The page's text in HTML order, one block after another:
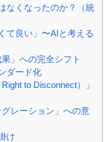
なくなったのか？（統
て良い」〜AIと考える
」への完全シフト
ダード化
to Disconnect）」
レーション」への意
け